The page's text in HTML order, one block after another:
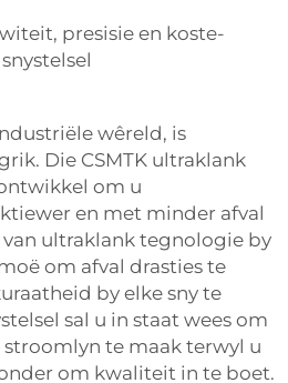
presisie en koste-
wêreld, is
Die CSMTK ultraklank
om u
en met minder afval
ultraklank tegnologie by
om afval drasties te
by elke sny te
sal u in staat wees om
te maak terwyl u
om kwaliteit in te boet.